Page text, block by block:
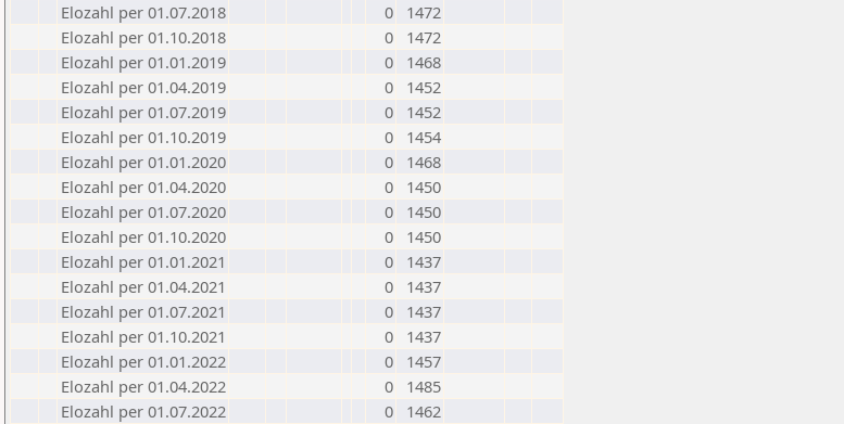
Elozahl per 01.07.2018
0
1472
Elozahl per 01.10.2018
0
1472
Elozahl per 01.01.2019
0
1468
Elozahl per 01.04.2019
0
1452
Elozahl per 01.07.2019
0
1452
Elozahl per 01.10.2019
0
1454
Elozahl per 01.01.2020
0
1468
Elozahl per 01.04.2020
0
1450
Elozahl per 01.07.2020
0
1450
Elozahl per 01.10.2020
0
1450
Elozahl per 01.01.2021
0
1437
Elozahl per 01.04.2021
0
1437
Elozahl per 01.07.2021
0
1437
Elozahl per 01.10.2021
0
1437
Elozahl per 01.01.2022
0
1457
Elozahl per 01.04.2022
0
1485
Elozahl per 01.07.2022
0
1462